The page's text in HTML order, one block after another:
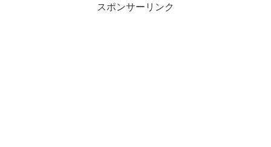
スポンサーリンク